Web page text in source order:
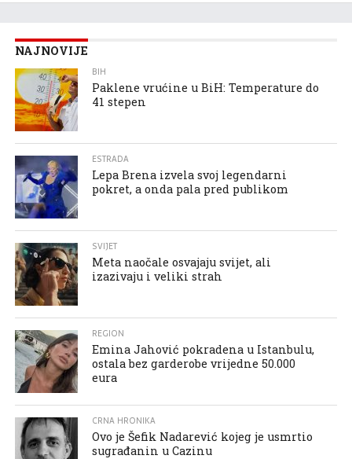
NAJNOVIJE
BIH
Paklene vrućine u BiH: Temperature do
41 stepen
ESTRADA
Lepa Brena izvela svoj legendarni
pokret, a onda pala pred publikom
SVIJET
Meta naočale osvajaju svijet, ali
izazivaju i veliki strah
REGION
Emina Jahović pokradena u Istanbulu,
ostala bez garderobe vrijedne 50.000
eura
CRNA HRONIKA
Ovo je Šefik Nadarević kojeg je usmrtio
sugrađanin u Cazinu